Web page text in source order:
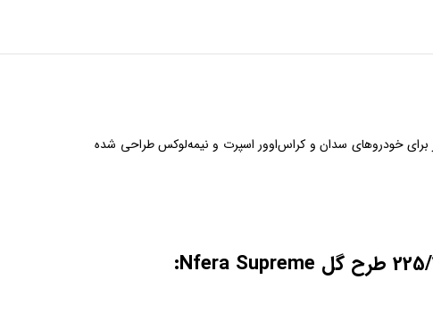
برای خودروهای سدان و کراس‌اوور اسپرت و نیمه‌لوکس طراحی شده